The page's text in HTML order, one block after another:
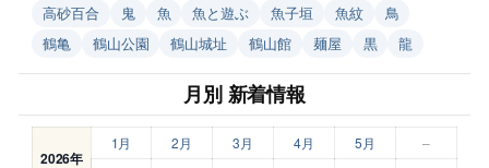
高砂百合
鬼 魚 魚と遊ぶ 魚子垣 魚紋
鳥
鶴亀
鶴山公園 鶴山城址 鶴山館 麺屋 黒 龍
月別 新着情報
2026年
1月 2月 3月 4月 5月
–